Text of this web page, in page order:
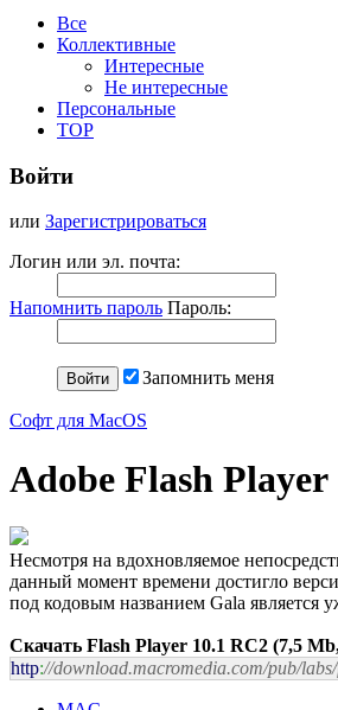
Все
Коллективные
Интересные
Не интересные
Персональные
TOP
Войти
или Зарегистрироваться
Логин или эл. почта:
Напомнить пароль Пароль:
Запомнить меня
Софт для MacOS
Adobe Flash Player
Несмотря на вдохновляемое
данный момент времени достигло
под кодовым названием Gala является
Скачать Flash Player 10.1 RC2 (7,5
http://download.macromedia.com/pub/